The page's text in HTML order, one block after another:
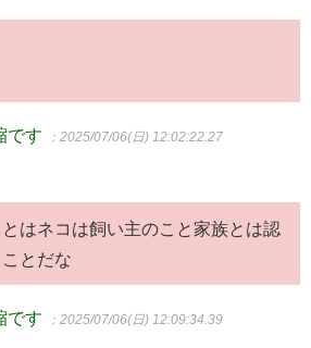
です ：2025/07/06(日) 12:02:22.27
はネコは飼い主のこと家族とは認
とだな
です ：2025/07/06(日) 12:09:34.39